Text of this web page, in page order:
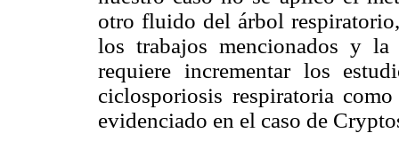
otro fluido del árbol
los trabajos mencionados y la
requiere incrementar los
ciclosporiosis respiratoria
evidenciado en el caso de